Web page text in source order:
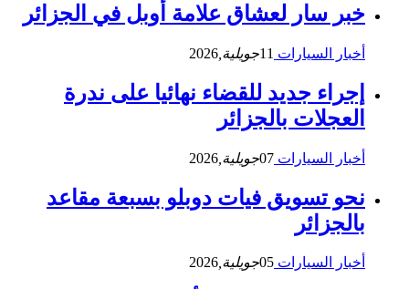
خبر سار لعشاق علامة أوبل في الجزائر
أخبار السيارات 11جويلية, 2026
إجراء جديد للقضاء نهائيا على ندرة
العجلات بالجزائر
أخبار السيارات 07جويلية, 2026
نحو تسويق فيات دوبلو بسبعة مقاعد
بالجزائر
أخبار السيارات 05جويلية,2026